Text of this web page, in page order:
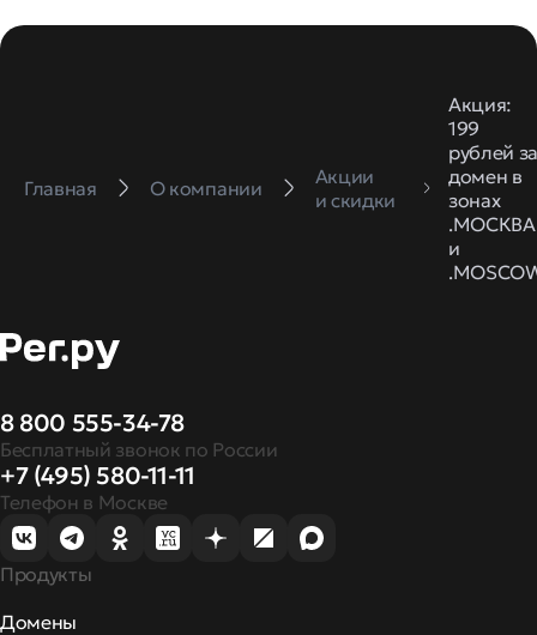
Главная О компании
Акции
и скидки
Акция:
199
рублей
домен в
зонах
.МОСКВА
и
8 800 555-34-78
Бесплатный звонок по России
+7 (495) 580-11-11
Телефон в Москве
Продукты
Домены